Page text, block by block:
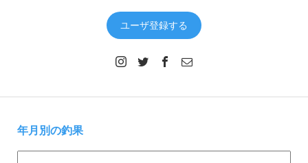
ユーザ登録する
年月別の釣果